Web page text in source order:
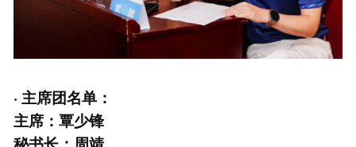
· 主席团名单：
主席：覃少锋